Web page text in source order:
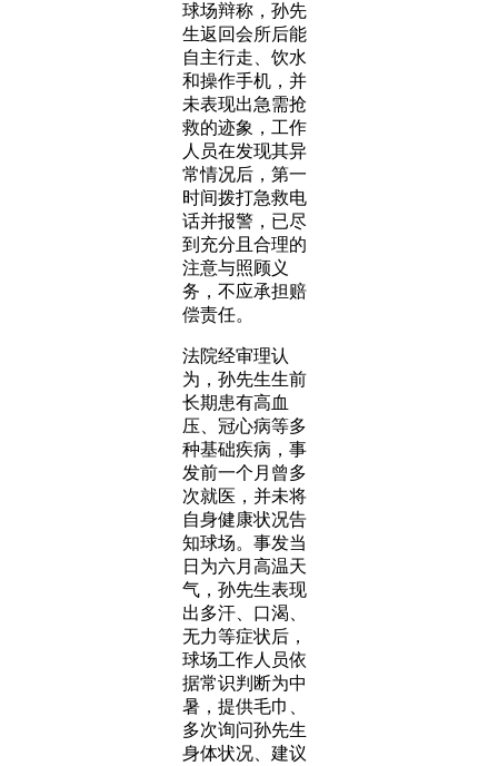
球场辩称，孙先
生返回会所后能
自主行走、饮水
和操作手机，并
未表现出急需抢
救的迹象，工作
人员在发现其异
常情况后，第一
时间拨打急救电
话并报警，已尽
到充分且合理的
注意与照顾义
务，不应承担赔
偿责任。
法院经审理认
为，孙先生生前
长期患有高血
压、冠心病等多
种基础疾病，事
发前一个月曾多
次就医，并未将
自身健康状况告
知球场。事发当
日为六月高温天
气，孙先生表现
出多汗、口渴、
无力等症状后，
球场工作人员依
据常识判断为中
暑，提供毛巾、
多次询问孙先生
身体状况、建议